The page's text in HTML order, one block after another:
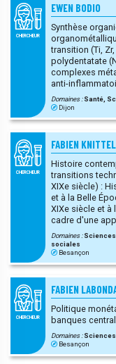
CHERCHEUR
EWEN BODIO
Synthèse
organométallique Chimie de coordination de
transition (Ti,
polydentatate (N, O, P,
complexes
anti-inflammatoires…) Conception
moléculaire et
SPECT),
multimodale ou
métalliques et
Domaines :Santé,
Dijon
CHERCHEUR
FABIEN KNITTEL
Histoire
transitions
XIXe siècle) : Histoire des techniques rurales au XIXe siècle
et à la Belle Époque, Histoire de l'enseignement
XIXe siècle et à la Belle
Domaines :
sociales
Besançon
CHERCHEUR
FABIEN
Politique monétaire, Stabilité financière,
banques
Domaines :
Besançon